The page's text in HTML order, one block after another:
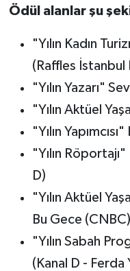
Ödül alanlar şu
"Yılın Kadın
(Raffles
"Yılın Yazarı"
"Yılın Aktüel
"Yılın
"Yılın
D)
"Yılın Aktüel
Bu Gece (CNBC)
"Yılın Sabah
(Kanal D - Ferda